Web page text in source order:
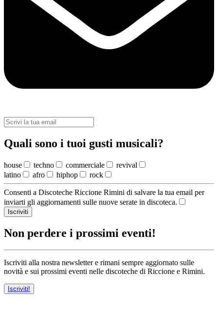
Quali sono i tuoi gusti musicali?
house techno commerciale
revival
latino
afro hiphop rock
Consenti a Discoteche Riccione Rimini di salvare la tua email per
inviarti gli aggiornamenti sulle nuove serate in discoteca.
Iscriviti
Non perdere i prossimi eventi!
Iscriviti alla nostra newsletter e rimani sempre aggiornato sulle
novità e sui prossimi eventi nelle discoteche di Riccione e Rimini.
Iscriviti!